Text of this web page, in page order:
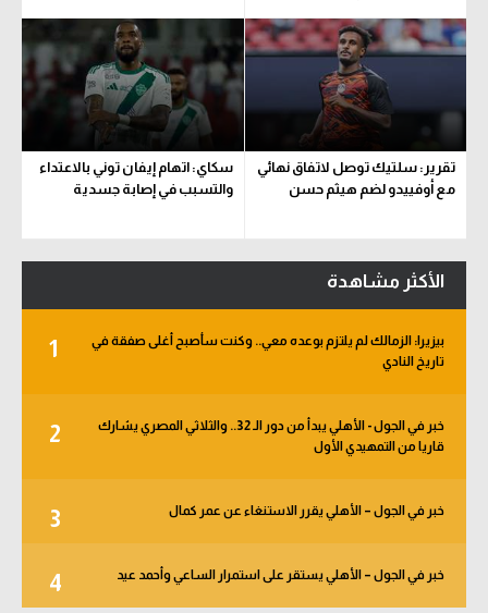
تقرير: سلتيك توصل لاتفاق نهائي
مع أوفييدو لضم هيثم حسن
سكاي: اتهام إيفان توني بالاعتداء
والتسبب في إصابة جسدية
الأكثر مشاهدة
1
بيزيرا: الزمالك لم يلتزم بوعده معي.. وكنت سأصبح أغلى صفقة في
تاريخ النادي
2
خبر في الجول - الأهلي يبدأ من دور الـ 32.. والثلاثي المصري يشارك
قاريا من التمهيدي الأول
3 خبر في الجول – الأهلي يقرر الاستنغاء عن عمر كمال
4 خبر في الجول – الأهلي يستقر على استمرار الساعي وأحمد عيد